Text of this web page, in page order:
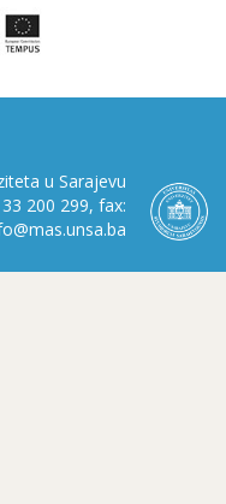
u Sarajevu
200 299, fax: